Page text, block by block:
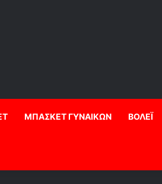
ΜΠΑΣΚΕΤ ΓΥΝΑΙΚΩΝ ΒΟΛΕΪ